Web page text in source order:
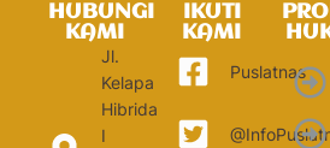
HUBUNGI
KAMI
Jl.
Kelapa
Hibrida
I
IKUTI
KAMI
Puslatnas